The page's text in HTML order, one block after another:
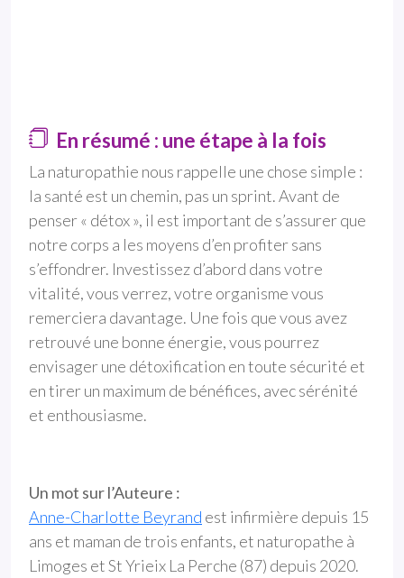
En résumé : une étape à la fois
La naturopathie nous rappelle une chose simple :
la santé est un chemin, pas un sprint. Avant de
penser « détox », il est important de s’assurer que
notre corps a les moyens d’en profiter sans
s’effondrer. Investissez d’abord dans votre
vitalité, vous verrez, votre organisme vous
remerciera davantage. Une fois que vous avez
retrouvé une bonne énergie, vous pourrez
envisager une détoxification en toute sécurité et
en tirer un maximum de bénéfices, avec sérénité
et enthousiasme.
Un mot sur l’Auteure :
Anne-Charlotte Beyrand est infirmière depuis 15
ans et maman de trois enfants, et naturopathe à
Limoges et St Yrieix La Perche (87) depuis 2020.